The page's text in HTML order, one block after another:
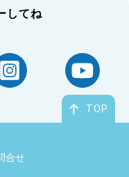
してね
合せ
TOP